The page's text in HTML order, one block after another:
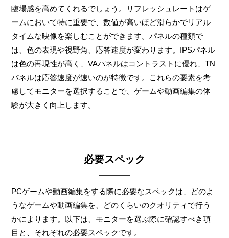
臨場感を高めてくれるでしょう。リフレッシュレートはゲ
ームにおいて特に重要で、数値が高いほど滑らかでリアル
タイムな映像を楽しむことができます。パネルの種類で
は、色の表現や視野角、応答速度が変わります。IPSパネル
は色の再現性が高く、VAパネルはコントラストに優れ、TN
パネルは応答速度が速いのが特徴です。これらの要素を考
慮してモニターを選択することで、ゲームや動画編集の体
験が大きく向上します。
必要スペック
PCゲームや動画編集をする際に必要なスペックは、どのよ
うなゲームや動画編集を、どのくらいのクオリティで行う
かによります。以下は、モニターを選ぶ際に確認すべき項
目と、それぞれの必要スペックです。